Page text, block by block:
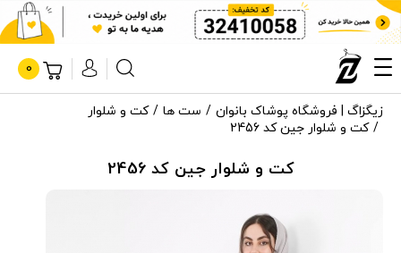
0
زیگزاگ | فروشگاه پوشاک بانوان ست ها
کت و شلوار
کت و شلوار جین کد 2456
کت و شلوار جین کد 2456